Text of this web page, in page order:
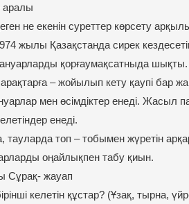
аралы
не екенін суреттер көрсету арқылы
жылы Қазақстанда сирек
қорғаумақсатныда
– жойылып кету қаупі бар
мен өсімдіктер енеді. Жасыл
енеді.
топ – тобымен жүретін
оңайлықпен табу қиын.
Сұрақ- жауап
келетін құстар? (Ұзақ, тырна,